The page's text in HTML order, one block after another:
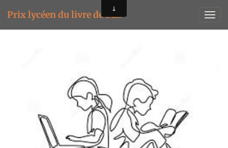
Prix lycéen du livre de SES